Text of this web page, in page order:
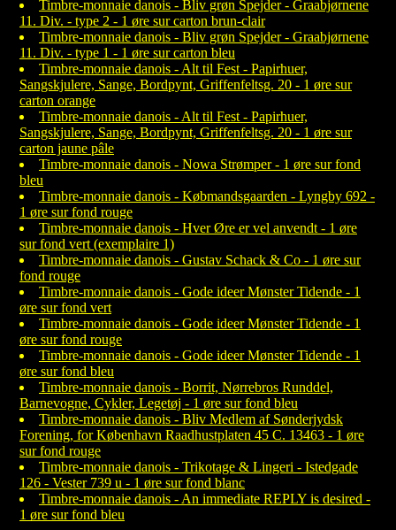
Timbre-monnaie danois - Bliv grøn Spejder - Graabjørnene
11. Div. - type 2 - 1 øre sur carton brun-clair
Timbre-monnaie danois - Bliv grøn Spejder - Graabjørnene
11. Div. - type 1 - 1 øre sur carton bleu
Timbre-monnaie danois - Alt til Fest - Papirhuer,
Sangskjulere, Sange, Bordpynt, Griffenfeltsg. 20 - 1 øre sur
carton orange
Timbre-monnaie danois - Alt til Fest - Papirhuer,
Sangskjulere, Sange, Bordpynt, Griffenfeltsg. 20 - 1 øre sur
carton jaune pâle
Timbre-monnaie danois - Nowa Strømper - 1 øre sur fond
bleu
Timbre-monnaie danois - Købmandsgaarden - Lyngby 692 -
1 øre sur fond rouge
Timbre-monnaie danois - Hver Øre er vel anvendt - 1 øre
sur fond vert (exemplaire 1)
Timbre-monnaie danois - Gustav Schack & Co - 1 øre sur
fond rouge
Timbre-monnaie danois - Gode ideer Mønster Tidende - 1
øre sur fond vert
Timbre-monnaie danois - Gode ideer Mønster Tidende - 1
øre sur fond rouge
Timbre-monnaie danois - Gode ideer Mønster Tidende - 1
øre sur fond bleu
Timbre-monnaie danois - Borrit, Nørrebros Runddel,
Barnevogne, Cykler, Legetøj - 1 øre sur fond bleu
Timbre-monnaie danois - Bliv Medlem af Sønderjydsk
Forening, for København Raadhustplaten 45 C. 13463 - 1 øre
sur fond rouge
Timbre-monnaie danois - Trikotage & Lingeri - Istedgade
126 - Vester 739 u - 1 øre sur fond blanc
Timbre-monnaie danois - An immediate REPLY is desired -
1 øre sur fond bleu